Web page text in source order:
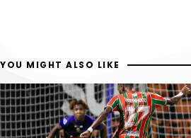
YOU MIGHT ALSO LIKE